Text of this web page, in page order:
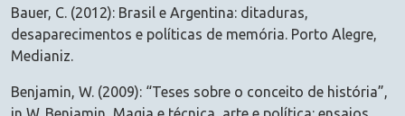
Bauer, C. (2012): Brasil e Argentina: ditaduras,
desaparecimentos e políticas de memória. Porto Alegre,
Medianiz.
Benjamin, W. (2009): “Teses sobre o conceito de história”,